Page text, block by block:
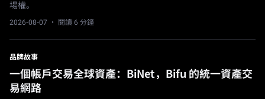
場權。
2026-08-07 · 閱讀 6 分鐘
品牌故事
一個帳戶交易全球資產：BiNet，Bifu 的統一資產交
易網路